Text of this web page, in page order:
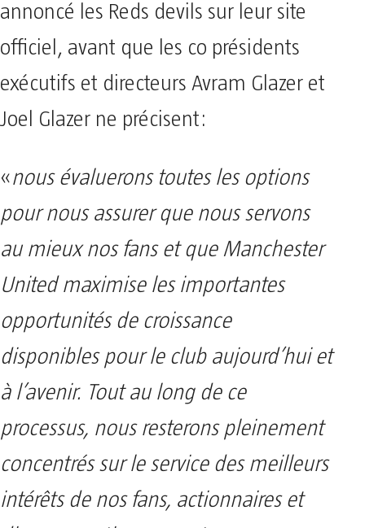
annoncé les Reds devils sur leur site
officiel, avant que les co présidents
exécutifs et directeurs Avram Glazer et
Joel Glazer ne précisent:
«nous évaluerons toutes les options
pour nous assurer que nous servons
au mieux nos fans et que Manchester
United maximise les importantes
opportunités de croissance
disponibles pour le club aujourd’hui et
à l’avenir. Tout au long de ce
processus, nous resterons pleinement
concentrés sur le service des meilleurs
intérêts de nos fans, actionnaires et